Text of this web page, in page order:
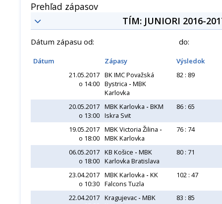
Prehľad zápasov
TÍM: JUNIORI 2016-
Dátum zápasu od: do:
Dátum Zápasy
Výsledok
21.05.2017
o 14:00
BK IMC Považská
Bystrica - MBK
Karlovka
82 : 89
20.05.2017
o 13:00
MBK Karlovka - BKM
Iskra Svit
86 : 65
19.05.2017
o 18:00
MBK Victoria Žilina -
MBK Karlovka
76 : 74
06.05.2017
o 18:00
KB Košice - MBK
Karlovka Bratislava
80 : 71
23.04.2017
o 10:30
MBK Karlovka - KK
Falcons Tuzla
102 : 47
22.04.2017 Kragujevac - MBK
83 : 85